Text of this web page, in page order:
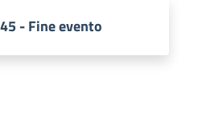
- Fine evento